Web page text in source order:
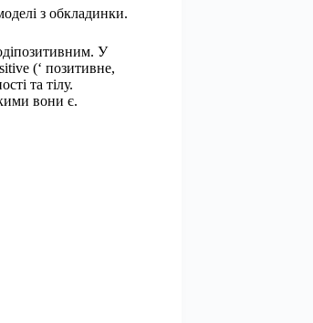
з обкладинки.
У
(‘ позитивне,
та тілу.
вони є.